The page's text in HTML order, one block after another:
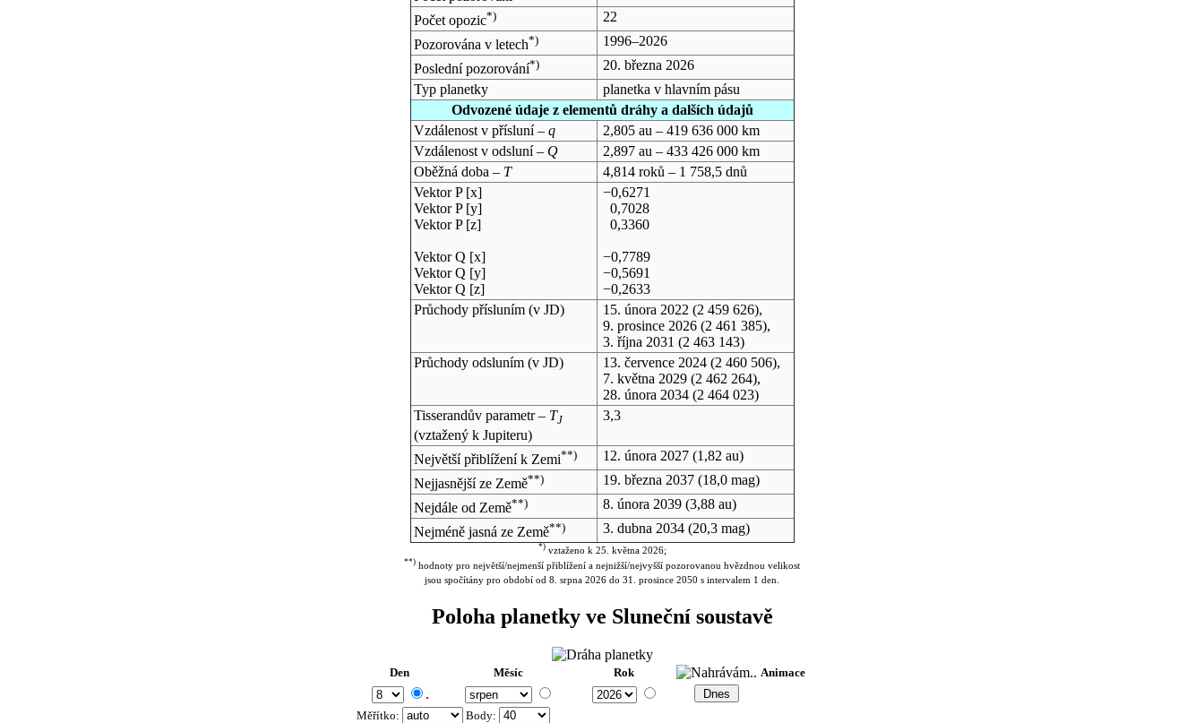
Počet opozic*)
22
Pozorována v letech*)
1996–2026
Poslední pozorování*)
20. března 2026
Typ planetky
planetka v hlavním pásu
Odvozené údaje z elementů dráhy a dalších údajů
Vzdálenost v přísluní – q
2,805 au – 419 636 000 km
Vzdálenost v odsluní – Q
2,897 au – 433 426 000 km
Oběžná doba – T
4,814 roků – 1 758,5 dnů
Vektor P [x]
Vektor P [y]
Vektor P [z]
Vektor Q [x]
Vektor Q [y]
Vektor Q [z]
−0,6271
0,7028
0,3360
−0,7789
−0,5691
−0,2633
Průchody přísluním (v JD) 15. února 2022 (2 459 626),
9. prosince 2026(2 461 385),
3. října 2031 (2 463 143)
Průchody odsluním (v JD) 13. července 2024(2 460 506),
7. května 2029(2 462 264),
28. února 2034(2 464 023)
Tisserandův parametr – TJ
(vztažený k Jupiteru)
3,3
Největší přiblížení k Zemi**) 12. února 2027(1,82 au)
Nejjasnější ze Země**) 19. března 2037(18,0 mag)
Nejdále od Země**) 8. února 2039(3,88 au)
Nejméně jasná ze Země**) 3. dubna 2034(20,3 mag)
*)vztaženo k 25. května 2026;
**) hodnoty pro největší/nejmenší přiblížení a nejnižší/nejvyšší pozorovanou hvězdnou velikost
jsou spočítány pro období od 8. srpna 2026 do 31. prosince 2050 s intervalem 1 den.
Poloha planetky ve Sluneční soustavě
Den Měsíc Rok Animace
.
Měřítko: Body: